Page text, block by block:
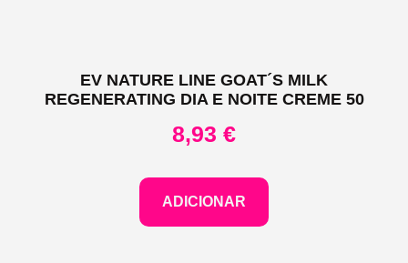
EV NATURE LINE GOAT´S MILK
REGENERATING DIA E NOITE CREME 50
8,93 €
ADICIONAR